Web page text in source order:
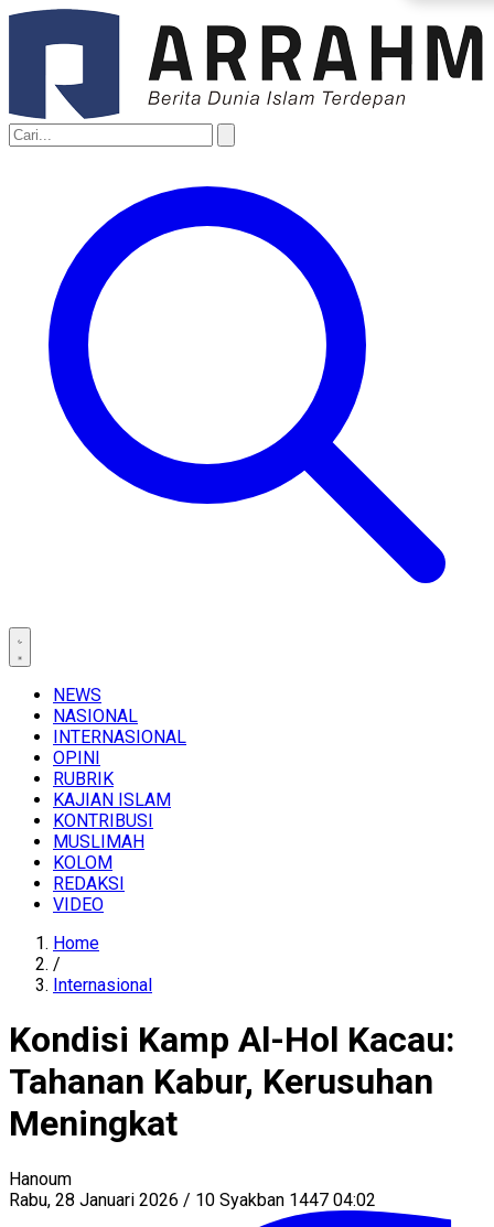
NEWS
NASIONAL
INTERNASIONAL
OPINI
RUBRIK
KAJIAN ISLAM
KONTRIBUSI
MUSLIMAH
KOLOM
REDAKSI
VIDEO
Home
/
Internasional
Kondisi Kamp Al-Hol Kacau:
Tahanan Kabur, Kerusuhan
Meningkat
Hanoum
Rabu, 28 Januari 2026 / 10 Syakban 1447 04:02